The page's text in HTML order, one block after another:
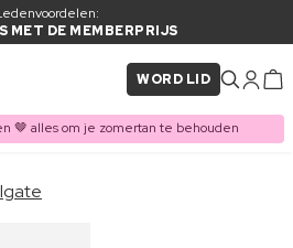
MET DE MEMBERPRIJS
WORD LID
🤎 alles om je zomertan te behouden
AAN
gekocht met